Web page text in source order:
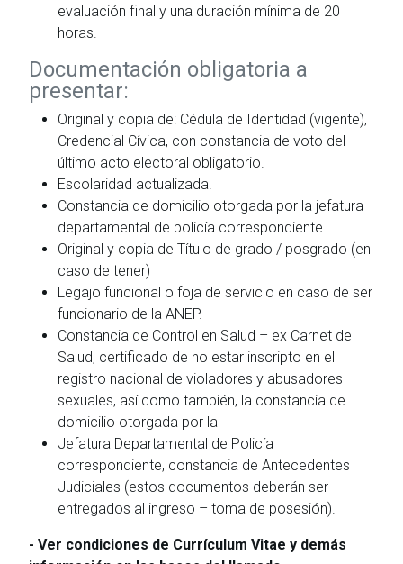
evaluación final y una duración mínima de 20
horas.
Documentación obligatoria a
presentar:
Original y copia de: Cédula de Identidad (vigente),
Credencial Cívica, con constancia de voto del
último acto electoral obligatorio.
Escolaridad actualizada.
Constancia de domicilio otorgada por la jefatura
departamental de policía correspondiente.
Original y copia de Título de grado / posgrado (en
caso de tener)
Legajo funcional o foja de servicio en caso de ser
funcionario de la ANEP.
Constancia de Control en Salud – ex Carnet de
Salud, certificado de no estar inscripto en el
registro nacional de violadores y abusadores
sexuales, así como también, la constancia de
domicilio otorgada por la
Jefatura Departamental de Policía
correspondiente, constancia de Antecedentes
Judiciales (estos documentos deberán ser
entregados al ingreso – toma de posesión).
- Ver condiciones de Currículum Vitae y demás